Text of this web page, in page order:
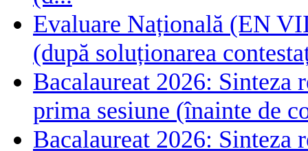
Evaluare Națională (EN
(după soluționarea
Bacalaureat 2026:
prima sesiune (înainte de
Bacalaureat 2026: